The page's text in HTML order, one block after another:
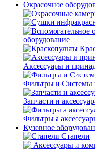
Окрасочное
оборудование
Аксессуары и
Фильтры и Системы
Запчасти и
Фильтры а
Кузовное
Стапели